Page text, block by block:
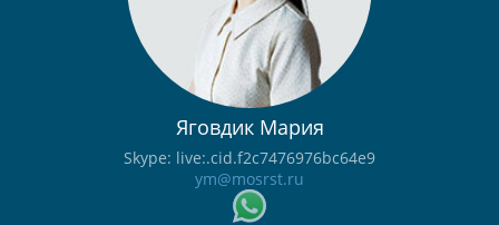
Яговдик Мария
Skype: live:.cid.f2c7476976bc64e9
ym@mosrst.ru